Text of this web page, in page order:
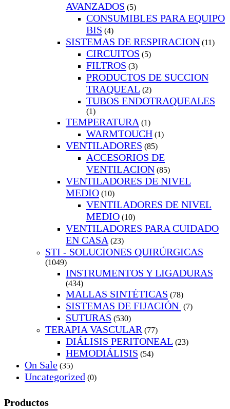
AVANZADOS (5)
CONSUMIBLES PARA EQUIPO
BIS (4)
SISTEMAS DE RESPIRACION (11)
CIRCUITOS (5)
FILTROS (3)
PRODUCTOS DE SUCCION
TRAQUEAL (2)
TUBOS ENDOTRAQUEALES
(1)
TEMPERATURA (1)
WARMTOUCH (1)
VENTILADORES (85)
ACCESORIOS DE
VENTILACION (85)
VENTILADORES DE NIVEL
MEDIO (10)
VENTILADORES DE NIVEL
MEDIO (10)
VENTILADORES PARA CUIDADO
EN CASA (23)
STI - SOLUCIONES QUIRÚRGICAS
(1049)
INSTRUMENTOS Y LIGADURAS
(434)
MALLAS SINTÉTICAS (78)
SISTEMAS DE FIJACIÓN (7)
SUTURAS (530)
TERAPIA VASCULAR (77)
DIÁLISIS PERITONEAL (23)
HEMODIÁLISIS (54)
On Sale (35)
Uncategorized (0)
Productos